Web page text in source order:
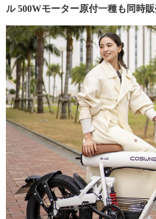
ル 500Wモーター原付一種も同時